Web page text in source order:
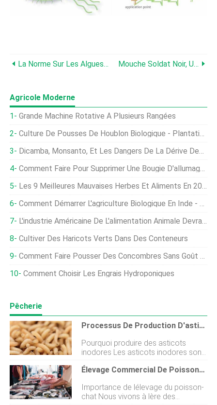
La Norme Sur Les Algues Garantir La Durabilité Pour Les Années À Venir Mouche Soldat Noir, Un Avenir Pour L'alimentation Tilapia ?
Agricole Moderne
Grande Machine Rotative À Plusieurs Rangées
Culture De Pousses De Houblon Biologique - Plantation En Inde
Dicamba, Monsanto, Et Les Dangers De La Dérive Des Pesticides :un Explication De L'agriculteur Moderne
Comment Faire Pour Supprimer Une Bougie D'allumage Cassée
Les 9 Meilleures Mauvaises Herbes Et Aliments En 2021
Comment Démarrer L'agriculture Biologique En Inde - Schémas
L'industrie Américaine De L'alimentation Animale Devrait S'attendre À Des Changements Réglementaires Et À De Nouvelles Priorités Pour 2021
Cultiver Des Haricots Verts Dans Des Conteneurs
Comment Faire Pousser Des Concombres Sans Goût Amer
Comment Choisir Les Engrais Hydroponiques
Pêcherie
Processus De Production D'asticots Inodores
Pourquoi produire des asticots
inodores Les asticots inodores sont
une bonne source complémentaire
de protéines pour la production de
les poissons avec des asticots
inodores pour une croissance plus
Élevage Commercial De Poisson-Chat En Inde – Est-Ce Légal ?
Importance de lélevage du poisson-
chat Nous vivons à lère des